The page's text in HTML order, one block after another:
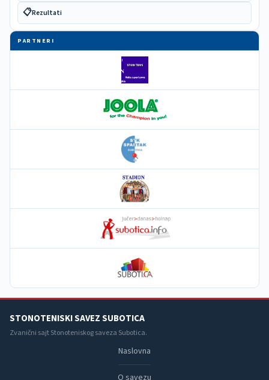
📋Rezultati
PARTNERI
STONOTENISKI SAVEZ SUBOTICA
Zvanični sajt Stonoteniskog saveza Subotica.
Naslovna
O savezu